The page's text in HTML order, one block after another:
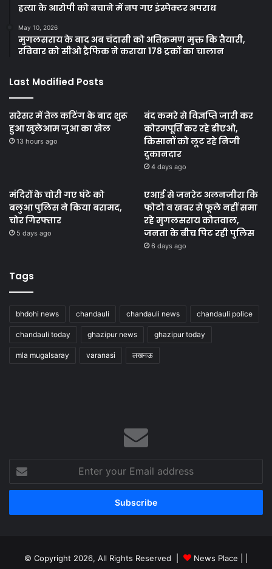
हत्या के आरोपी को बचाने में नप गए इंस्पेक्टर अपराध
May 10, 2026
मुगलसराय के बाद अब चंदासी को अतिक्रमण मुक्त कि तैयारी,
रविवार को सीओ ट्रैफिक ने कराया 178 ट्रकों का चालान
Last Modified Posts
सरेसर में तेल कटिंग के बाद शुरू
हुआ खुलेआम जुआ का खेल
13 hours ago
बंद कमरे से विज्ञप्ति जारी कर
कोरमपूर्ति कर रहे डीएओ,
किसानों को लूट रहे निजी
दुकानदार
4 days ago
मंदिरों के चोरी गए घंटे को
बलुआ पुलिस ने किया बरामद,
चोर गिरफ्तार
5 days ago
एआई से जनरेट अलनजीरा कि
फोटो व खबर से फूले नहीं समा
रहे मुगलसराय कोतवाल,
जनता के बीच पिट रही पुलिस
6 days ago
Tags
bhdohi news chandauli chandauli news chandauli police
chandauli today ghazipur news ghazipur today
mla mugalsaray varanasi लखनऊ
your
Email
© Copyright 2026, All Rights Reserved | News Place |